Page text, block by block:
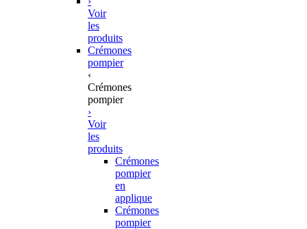
Voir
les
produits
Crémones
pompier
‹
Crémones
pompier
›
Voir
les
produits
Crémones
pompier
en
applique
Crémones
pompier